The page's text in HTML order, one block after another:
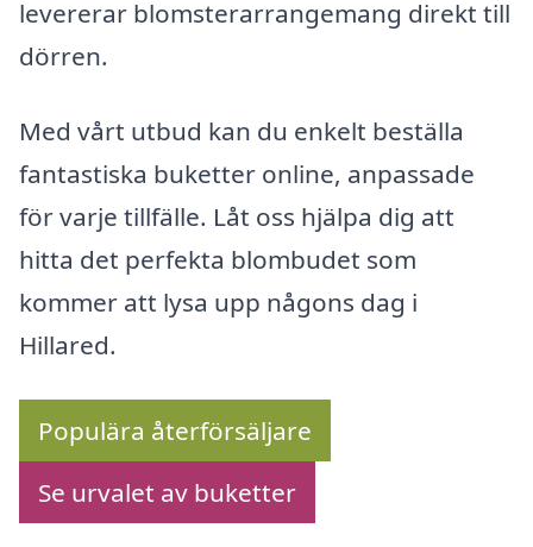
levererar blomsterarrangemang direkt till
dörren.
Med vårt utbud kan du enkelt beställa
fantastiska buketter online, anpassade
för varje tillfälle. Låt oss hjälpa dig att
hitta det perfekta blombudet som
kommer att lysa upp någons dag i
Hillared.
Populära återförsäljare
Se urvalet av buketter